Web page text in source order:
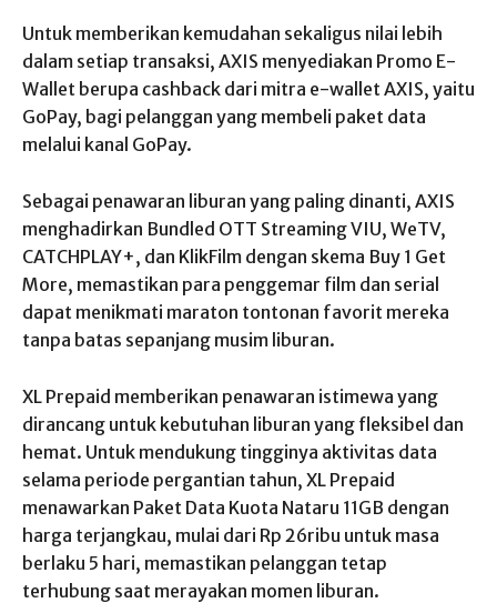
Untuk memberikan kemudahan sekaligus nilai lebih
dalam setiap transaksi, AXIS menyediakan Promo E-
Wallet berupa cashback dari mitra e-wallet AXIS, yaitu
GoPay, bagi pelanggan yang membeli paket data
melalui kanal GoPay.
Sebagai penawaran liburan yang paling dinanti, AXIS
menghadirkan Bundled OTT Streaming VIU, WeTV,
CATCHPLAY+, dan KlikFilm dengan skema Buy 1 Get
More, memastikan para penggemar film dan serial
dapat menikmati maraton tontonan favorit mereka
tanpa batas sepanjang musim liburan.
XL Prepaid memberikan penawaran istimewa yang
dirancang untuk kebutuhan liburan yang fleksibel dan
hemat. Untuk mendukung tingginya aktivitas data
selama periode pergantian tahun, XL Prepaid
menawarkan Paket Data Kuota Nataru 11GB dengan
harga terjangkau, mulai dari Rp 26ribu untuk masa
berlaku 5 hari, memastikan pelanggan tetap
terhubung saat merayakan momen liburan.